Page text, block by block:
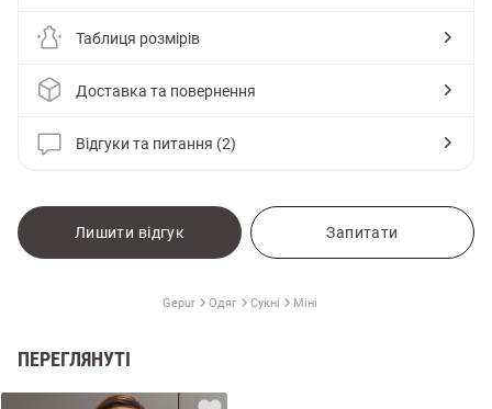
Таблиця розмірів
Доставка та повернення
Відгуки та питання (2)
Лишити відгук Запитати
Gepur Одяг Сукні Міні
ПЕРЕГЛЯНУТІ